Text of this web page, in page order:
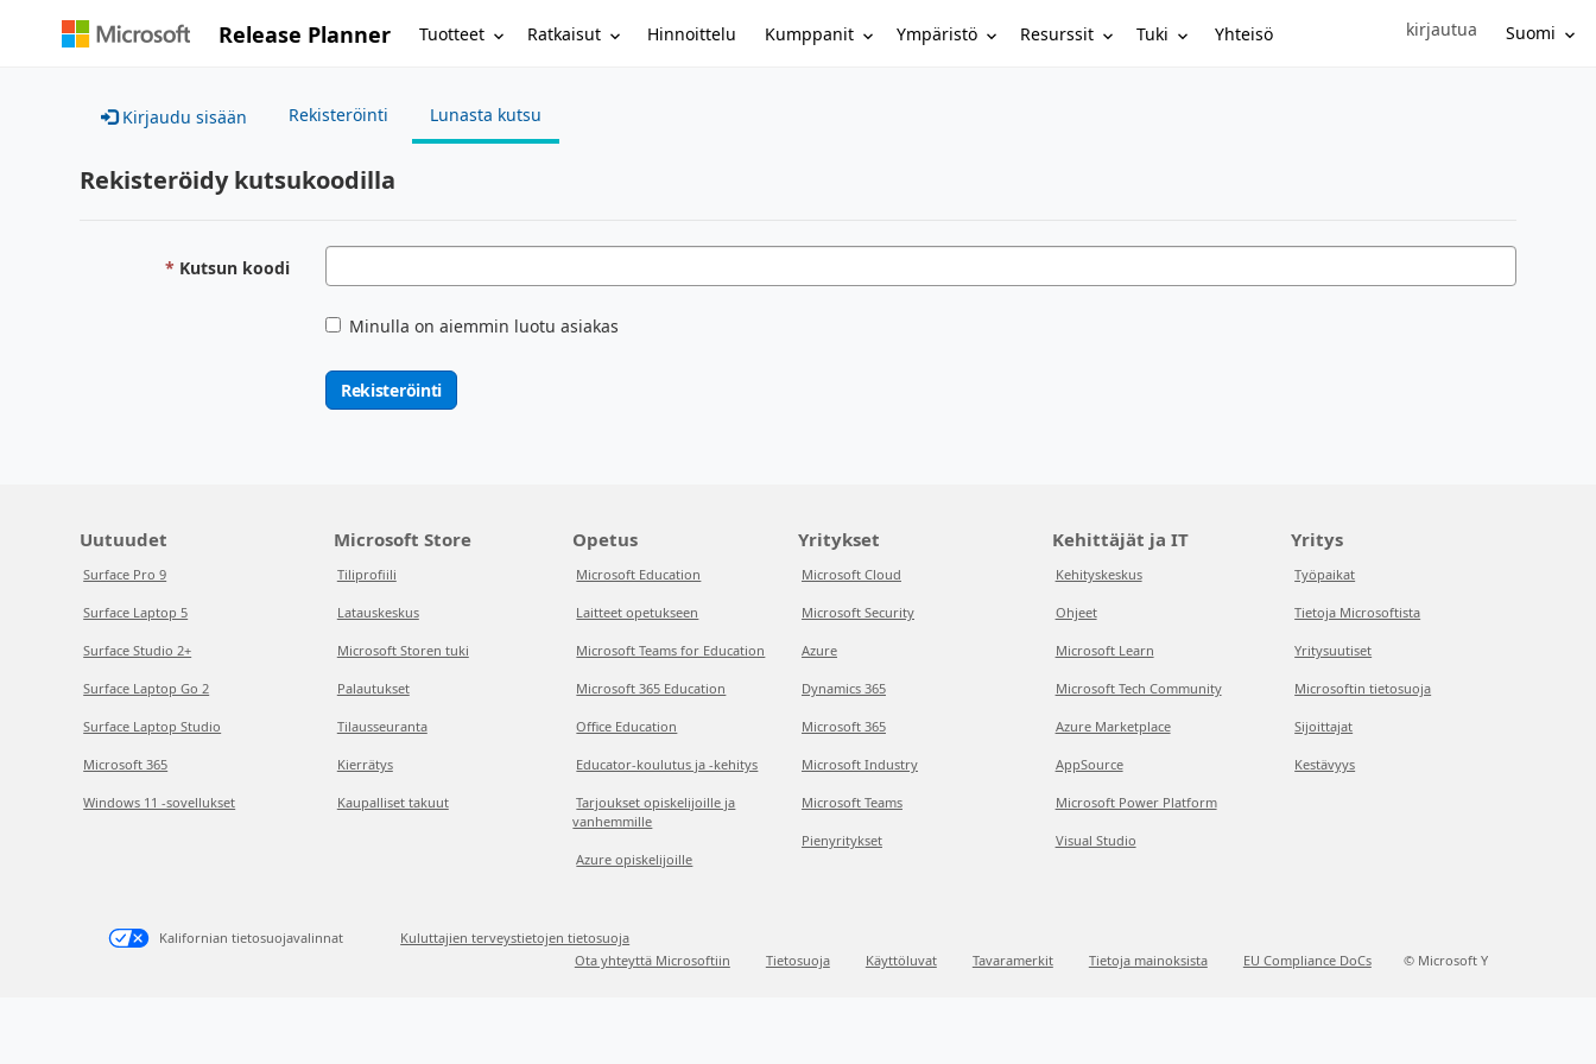
Release Planner Tuotteet Ratkaisut Hinnoittelu Kumppanit Ympäristö Resurssit Tuki Yhteisö Sign in to your account
kirjautua Suomi
Kirjaudu sisään Rekisteröinti Lunasta kutsu
Rekisteröidy kutsukoodilla
Kutsun koodi
Minulla on aiemmin luotu asiakas
Rekisteröinti
Uutuudet
Surface Pro 9
Surface Laptop 5
Surface Studio 2+
Surface Laptop Go 2
Surface Laptop Studio
Microsoft 365
Windows 11 -sovellukset
Microsoft Store
Tiliprofiili
Latauskeskus
Microsoft Storen tuki
Palautukset
Tilausseuranta
Kierrätys
Kaupalliset takuut
Opetus
Microsoft Education
Laitteet opetukseen
Microsoft Teams for Education
Microsoft 365 Education
Office Education
Educator-koulutus ja -kehitys
Tarjoukset opiskelijoille ja
vanhemmille
Azure opiskelijoille
Yritykset
Microsoft Cloud
Microsoft Security
Azure
Dynamics 365
Microsoft 365
Microsoft Industry
Microsoft Teams
Pienyritykset
Kehittäjät ja IT
Kehityskeskus
Ohjeet
Microsoft Learn
Microsoft Tech Community
Azure Marketplace
AppSource
Microsoft Power Platform
Visual Studio
Yritys
Työpaikat
Tietoja Microsoftista
Yritysuutiset
Microsoftin tietosuoja
Sijoittajat
Kestävyys
Kalifornian tietosuojavalinnat
Kuluttajien terveystietojen tietosuoja
Ota yhteyttä Microsoftiin
Tietosuoja Käyttöluvat Tavaramerkit Tietoja mainoksista EU Compliance DoCs © Microsoft Y